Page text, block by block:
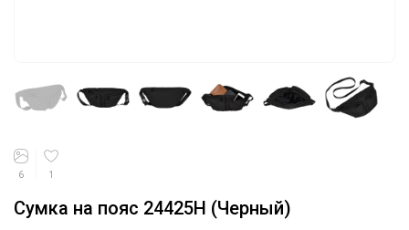
6 1
Сумка на пояс 24425H (Черный)